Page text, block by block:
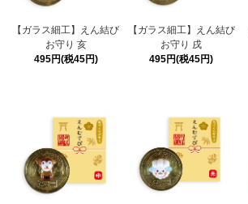
【ガラス細工】えん結び
お守り 亥
495円(税45円)
【ガラス細工】えん結び
お守り 戌
495円(税45円)